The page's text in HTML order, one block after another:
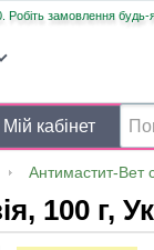
замовлення будь-
Мій кабінет
Антимастит-Вет
100 г,